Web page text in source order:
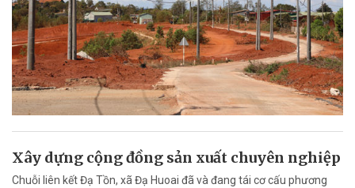
Xây dựng cộng đồng sản xuất chuyên nghiệp
Chuỗi liên kết Đạ Tồn, xã Đạ Huoai đã và đang tái cơ cấu phương